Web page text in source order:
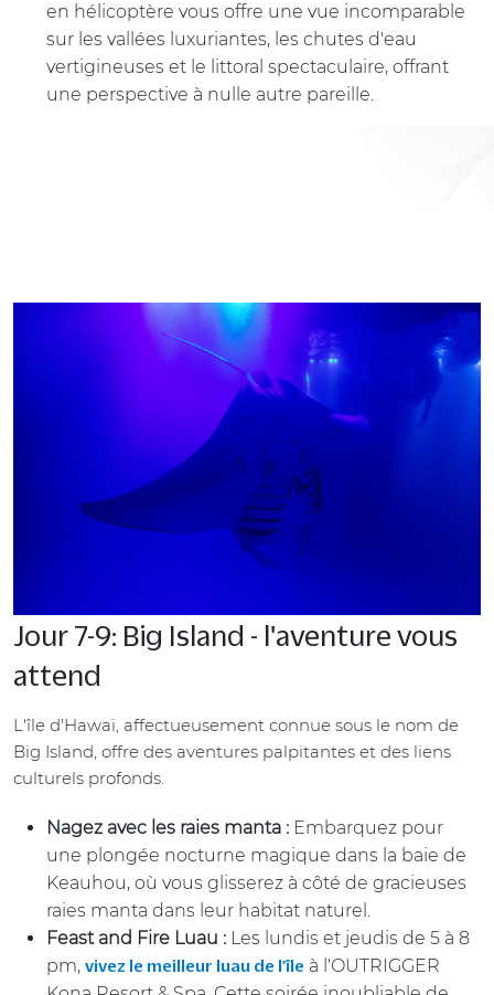
en hélicoptère vous offre une vue incomparable
sur les vallées luxuriantes, les chutes d'eau
vertigineuses et le littoral spectaculaire, offrant
une perspective à nulle autre pareille.
Jour 7-9: Big Island - l'aventure vous
attend
L'île d'Hawaï, affectueusement connue sous le nom de
Big Island, offre des aventures palpitantes et des liens
culturels profonds.
Nagez avec les raies manta : Embarquez pour
une plongée nocturne magique dans la baie de
Keauhou, où vous glisserez à côté de gracieuses
raies manta dans leur habitat naturel.
Feast and Fire Luau : Les lundis et jeudis de 5 à 8
pm, vivez le meilleur luau de l'île à l'OUTRIGGER